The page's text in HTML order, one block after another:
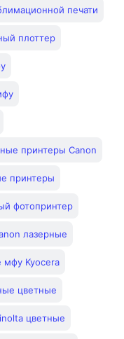
печати
плоттер
принтеры Canon
принтеры
фотопринтер
лазерные
мфу Kyocera
цветные
цветные